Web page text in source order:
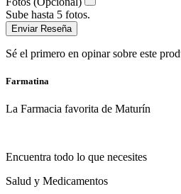
Sube hasta 5 fotos.
Enviar Reseña
Sé el primero en opinar sobre este
Farmatina
La Farmacia favorita de Maturín
Encuentra todo lo que necesites
Salud y Medicamentos